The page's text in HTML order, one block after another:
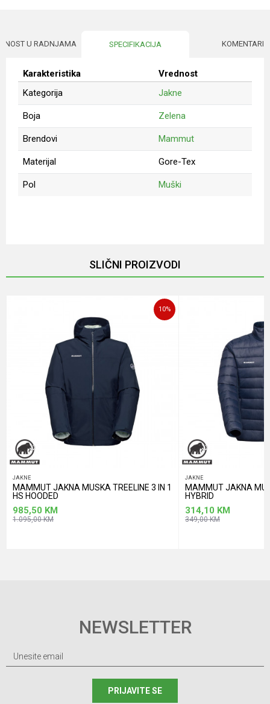
U RADNJAMA SPECIFIKACIJA KOMENTARI
Karakteristika
Vrednost
Kategorija
Jakne
Boja Zelena
Brendovi Mammut
Materijal Gore-Tex
Pol Muški
POŠALJI
SLIČNI PROIZVODI
10%
JAKNE
MAMMUT JAKNA MUSKA TREELINE 3 IN 1
HS HOODED
985,50 KM
1.095,00KM
JAKNE
MAMMUT JAKNA
HYBRID
314,10 KM
349,00KM
NEWSLETTER
PRIJAVITE SE